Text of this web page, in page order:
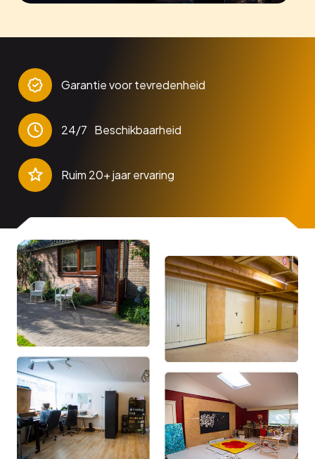
Garantie voor tevredenheid
24/7 Beschikbaarheid
Ruim 20+ jaar ervaring